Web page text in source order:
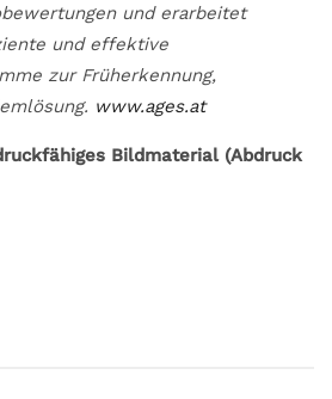
und erarbeitet
und effektive
zur Früherkennung,
www.ages.at
Bildmaterial (Abdruck